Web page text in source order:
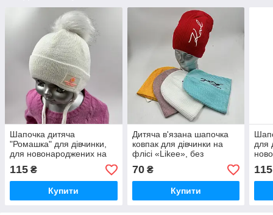
Шапочка дитяча
"Ромашка" для дівчинки,
для новонароджених на
флісі, ОПТ
115 ₴
Купити
Дитяча в'язана шапочка
ковпак для дівчинки на
флісі «Likee», без
зав'язок, ОПТ,
70₴
Купити
для
ОПТ
115